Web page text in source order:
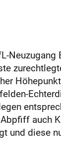
Neuzugang
auch
und diese